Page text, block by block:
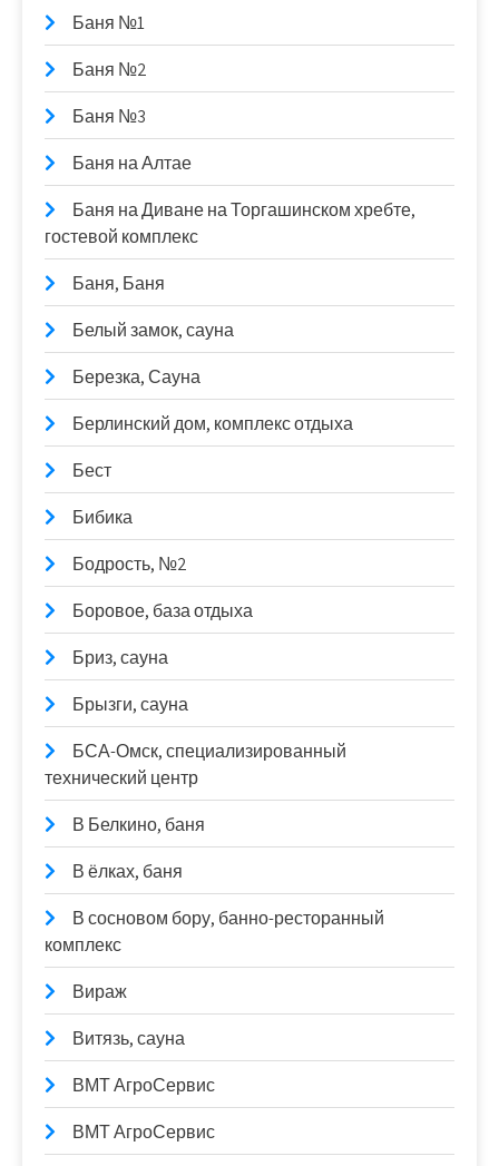
Баня №1
Баня №2
Баня №3
Баня на Алтае
Баня на Диване на Торгашинском хребте,
гостевой комплекс
Баня, Баня
Белый замок, сауна
Березка, Сауна
Берлинский дом, комплекс отдыха
Бест
Бибика
Бодрость, №2
Боровое, база отдыха
Бриз, сауна
Брызги, сауна
БСА-Омск, специализированный
технический центр
В Белкино, баня
В ёлках, баня
В сосновом бору, банно-ресторанный
комплекс
Вираж
Витязь, сауна
ВМТ АгроСервис
ВМТ АгроСервис